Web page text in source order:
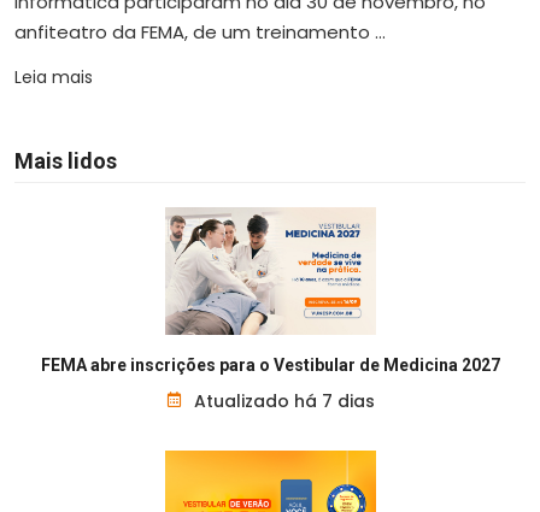
anfiteatro da FEMA, de um treinamento ...
Leia mais
Mais lidos
FEMA abre inscrições para o Vestibular de Medicina 2027
Atualizado há 7 dias